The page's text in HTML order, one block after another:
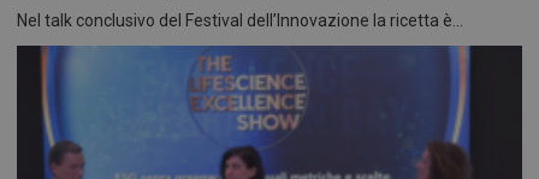
Nel talk conclusivo del Festival dell’Innovazione la ricetta è...